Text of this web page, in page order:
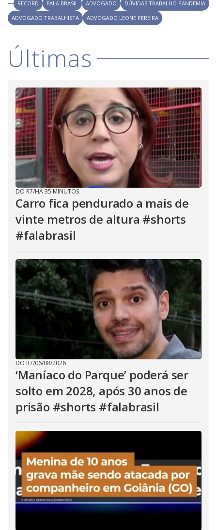
d
e
o
RECORD FALA BRASIL ADVOGADO
DÚVIDAS TRABALHO PANDEMIA
ADVOGADO TRABALHISTA
ADVOGADO LEONE PEREIRA
Últimas
DO R7/HÁ 35 MINUTOS
Carro fica pendurado a mais de
vinte metros de altura #shorts
#falabrasil
DO R7/06/08/2026
‘Maníaco do Parque’ poderá ser
solto em 2028, após 30 anos de
prisão #shorts #falabrasil